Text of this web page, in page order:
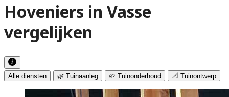
Hoveniers in Vasse
vergelijken
Alle diensten 🌿 Tuinaanleg 🌱 Tuinonderhoud 📐 Tuinontwerp